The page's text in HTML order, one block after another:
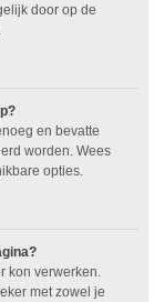
door op de
en bevatte
worden. Wees
opties.
kon verwerken.
met zowel je